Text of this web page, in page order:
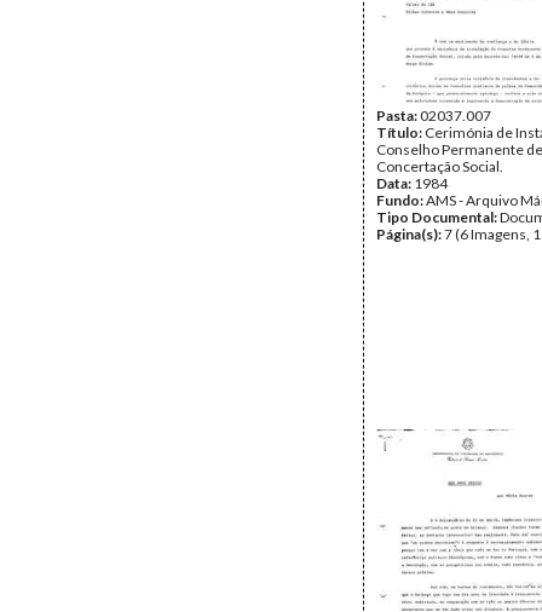
Pasta:02037.007
Título: Cerimónia de
Conselho Permanente de
Concertação Social.
Data: 1984
Fundo:AMS - Arquivo
Tipo Documental:
Página(s):7 (6 Imagens,